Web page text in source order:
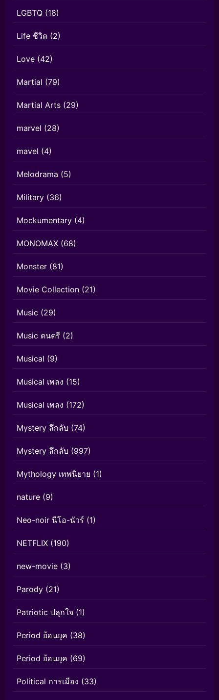
LGBTQ (18)
Life ชีวิต (2)
Love (42)
Martial (79)
Martial Arts (29)
marvel (28)
mavel (4)
Melodrama (5)
Military (36)
Mockumentary (4)
MONOMAX (68)
Monster (81)
Movie Collection (21)
Music (29)
Music ดนตรี (2)
Musical (9)
Musical เพลง (15)
Musical เพลง (172)
Mystery ลึกลับ (74)
Mystery ลึกลับ (997)
Mythology เทพนิยาย (1)
nature (9)
Neo-noir นีโอ-นัวร์ (1)
NETFLIX (190)
new-movie (3)
Parody (21)
Patriotic ปลุกใจ (1)
Period ย้อนยุค (38)
Period ย้อนยุค (69)
Political การเมือง (33)